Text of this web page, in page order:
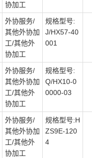
协加工
外协服务/
其他外协加
工/其他外
协加工
规格型号:
J/HX57-40
001
外协服务/
其他外协加
工/其他外
协加工
规格型号:
Q/HX10-0
0000-03
外协服务/
其他外协加
工/其他外
协加工
规格型号:H
ZS9E-120
4